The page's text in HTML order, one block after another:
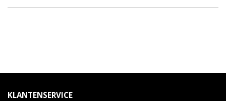
KLANTENSERVICE